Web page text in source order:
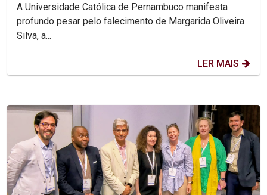
A Universidade Católica de Pernambuco manifesta
profundo pesar pelo falecimento de Margarida Oliveira
Silva, a...
LER MAIS